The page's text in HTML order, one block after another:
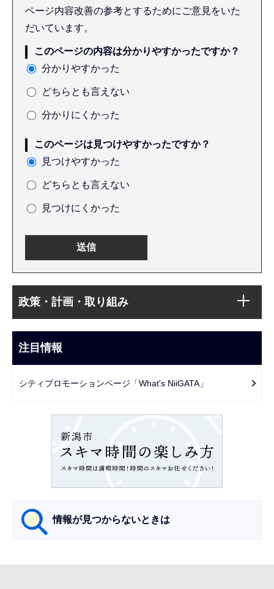
ページ内容改善の参考とするためにご意見をいた
だいています。
このページの内容は分かりやすかったですか？
分かりやすかった
どちらとも言えない
分かりにくかった
このページは見つけやすかったですか？
見つけやすかった
どちらとも言えない
見つけにくかった
文
こ
ま
で
ビ
ゲ
ー
政策・計画・取り組み
注目情報
シティプロモーションページ「What's NiiGATA」
情報が見つからないときは